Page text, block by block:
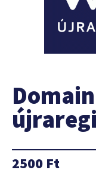
Domain
2500 Ft